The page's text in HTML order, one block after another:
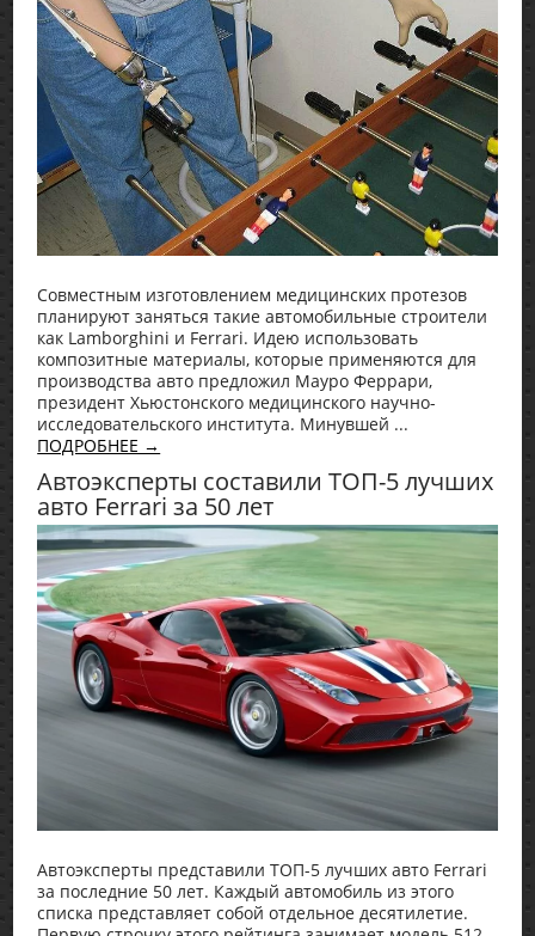
Совместным изготовлением медицинских протезов
планируют заняться такие автомобильные строители
как Lamborghini и Ferrari. Идею использовать
композитные материалы, которые применяются для
производства авто предложил Мауро Феррари,
президент Хьюстонского медицинского научно-
исследовательского института. Минувшей ...
ПОДРОБНЕЕ →
Автоэксперты составили ТОП-5 лучших
авто Ferrari за 50 лет
Автоэксперты представили ТОП-5 лучших авто Ferrari
за последние 50 лет. Каждый автомобиль из этого
списка представляет собой отдельное десятилетие.